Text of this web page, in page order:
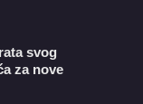
svog
za nove